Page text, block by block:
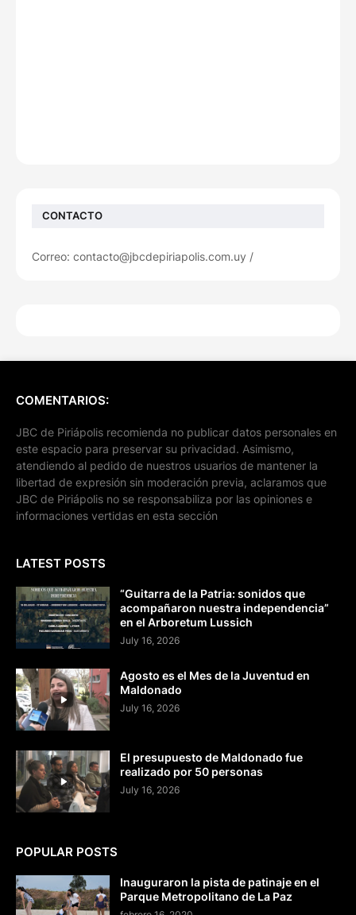
CONTACTO
Correo: contacto@jbcdepiriapolis.com.uy /
COMENTARIOS:
JBC de Piriápolis recomienda no publicar datos personales en
este espacio para preservar su privacidad. Asimismo,
atendiendo al pedido de nuestros usuarios de mantener la
libertad de expresión sin moderación previa, aclaramos que
JBC de Piriápolis no se responsabiliza por las opiniones e
informaciones vertidas en esta sección
LATEST POSTS
“Guitarra de la Patria: sonidos que
acompañaron nuestra independencia”
en el Arboretum Lussich
July 16, 2026
Agosto es el Mes de la Juventud en
Maldonado
July 16, 2026
El presupuesto de Maldonado fue
realizado por 50 personas
July 16, 2026
POPULAR POSTS
Inauguraron la pista de patinaje en el
Parque Metropolitano de La Paz